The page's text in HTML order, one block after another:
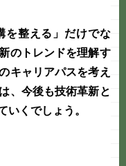
を整える」だけでな
のトレンドを理解す
キャリアパスを考え
、今後も技術革新と
くでしょう。